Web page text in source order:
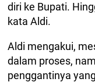
diri ke Bupati.
kata Aldi.
Aldi mengakui,
dalam proses,
penggantinya